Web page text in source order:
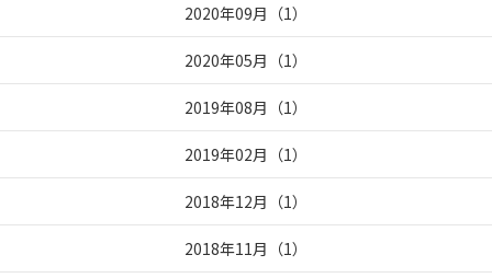
2020年09月 （1）
2020年05月 （1）
2019年08月 （1）
2019年02月 （1）
2018年12月 （1）
2018年11月 （1）